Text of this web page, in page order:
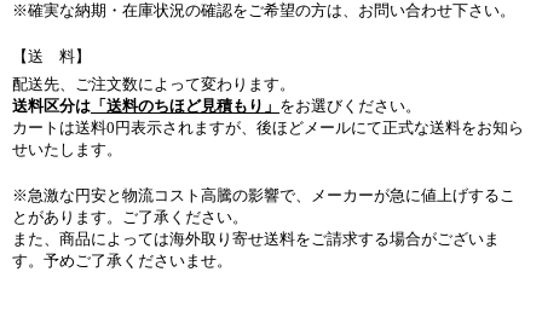
※確実な納期・在庫状況の確認をご希望の方は、お問い合わせ下さい。
【送 料】
配送先、ご注文数によって変わります。
送料区分は 「送料のちほど見積もり」 をお選びください。
カートは送料0円表示されますが、後ほどメールにて正式な送料をお知ら
せいたします。
※急激な円安と物流コスト高騰の影響で、メーカーが急に値上げするこ
とがあります。ご了承ください。
また、商品によっては海外取り寄せ送料をご請求する場合がございま
す。予めご了承くださいませ。